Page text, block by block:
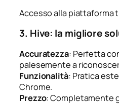
Accesso alla piattaforma
3. Hive: la migliore
Accuratezza: Perfetta
palesemente a
Funzionalità: Pratica
Chrome.
Prezzo: Completamente